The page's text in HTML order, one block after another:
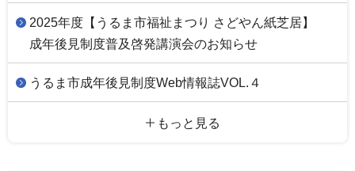
2025年度【うるま市福祉まつり さどやん紙芝居】
成年後見制度普及啓発講演会のお知らせ
うるま市成年後見制度Web情報誌VOL.４
もっと見る